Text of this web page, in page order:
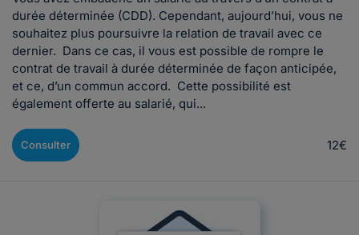
durée déterminée (CDD). Cependant, aujourd’hui, vous ne
souhaitez plus poursuivre la relation de travail avec ce
dernier. Dans ce cas, il vous est possible de rompre le
contrat de travail à durée déterminée de façon anticipée,
et ce, d’un commun accord. Cette possibilité est
également offerte au salarié, qui...
Consulter 12€